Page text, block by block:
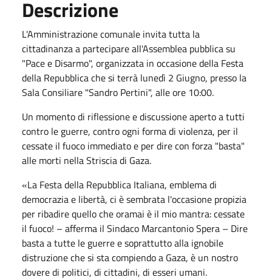
Descrizione
L'Amministrazione comunale invita tutta la
cittadinanza a partecipare all'Assemblea pubblica su
"Pace e Disarmo", organizzata in occasione della Festa
della Repubblica che si terrà lunedì 2 Giugno, presso la
Sala Consiliare "Sandro Pertini", alle ore 10:00.
Un momento di riflessione e discussione aperto a tutti
contro le guerre, contro ogni forma di violenza, per il
cessate il fuoco immediato e per dire con forza "basta"
alle morti nella Striscia di Gaza.
«La Festa della Repubblica Italiana, emblema di
democrazia e libertà, ci è sembrata l'occasione propizia
per ribadire quello che oramai è il mio mantra: cessate
il fuoco! – afferma il Sindaco Marcantonio Spera – Dire
basta a tutte le guerre e soprattutto alla ignobile
distruzione che si sta compiendo a Gaza, è un nostro
dovere di politici, di cittadini, di esseri umani.